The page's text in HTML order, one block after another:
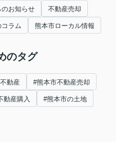
お知らせ 不動産売却
ラム 熊本市ローカル情報
のタグ
動産 #熊本市不動産売却
動産購入 #熊本市の土地